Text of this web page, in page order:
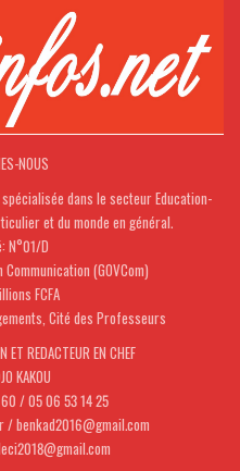
NOUS
dans le secteur Education-
et du monde en général.
N°01/D
(GOVCom)
FCFA
Cité des Professeurs
ET REDACTEUR EN CHEF
KAKOU
/ 05 06 53 14 25
/ benkad2016@gmail.com